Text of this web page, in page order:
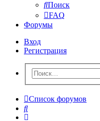
Поиск
FAQ
Форумы
Вход
Регистрация
Список форумов
Поиск